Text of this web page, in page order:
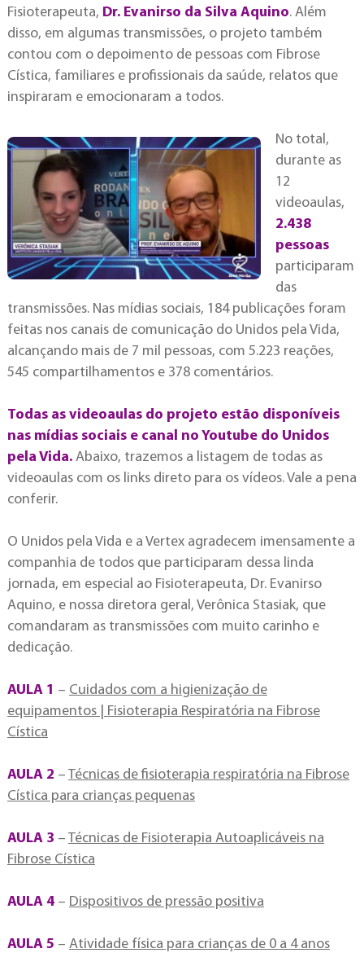
Fisioterapeuta, Dr. Evanirso da Silva Aquino. Além
disso, em algumas transmissões, o projeto também
contou com o depoimento de pessoas com Fibrose
Cística, familiares e profissionais da saúde, relatos que
inspiraram e emocionaram a todos.
No total,
durante as
12
videoaulas,
2.438
pessoas
participaram
das
transmissões. Nas mídias sociais, 184 publicações foram
feitas nos canais de comunicação do Unidos pela Vida,
alcançando mais de 7 mil pessoas, com 5.223 reações,
545 compartilhamentos e 378 comentários.
Todas as videoaulas do projeto estão disponíveis
nas mídias sociais e canal no Youtube do Unidos
pela Vida. Abaixo, trazemos a listagem de todas as
videoaulas com os links direto para os vídeos. Vale a pena
conferir.
O Unidos pela Vida e a Vertex agradecem imensamente a
companhia de todos que participaram dessa linda
jornada, em especial ao Fisioterapeuta, Dr. Evanirso
Aquino, e nossa diretora geral, Verônica Stasiak, que
comandaram as transmissões com muito carinho e
dedicação.
AULA 1 – Cuidados com a higienização de
equipamentos | Fisioterapia Respiratória na Fibrose
Cística
AULA 2 – Técnicas de fisioterapia respiratória na Fibrose
Cística para crianças pequenas
AULA 3 – Técnicas de Fisioterapia Autoaplicáveis na
Fibrose Cística
AULA 4– Dispositivos de pressão positiva
AULA 5 – Atividade física para crianças de 0 a 4 anos